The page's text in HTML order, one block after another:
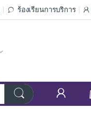
ร้องเรียนการบริการ